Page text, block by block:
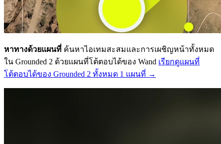
หาทางด้วยแผนที่ ค้นหาไอเทมสะสมและการเผชิญหน้าทั้งหมด
ใน Grounded 2 ด้วยแผนที่โต้ตอบได้ของ Wand เรียกดูแผนที่
โต้ตอบได้ของ Grounded 2 ทั้งหมด 1 แผนที่ →